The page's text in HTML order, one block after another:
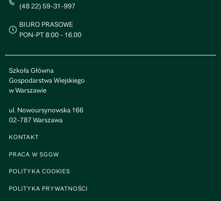
(48 22) 59-31-997
BIURO PRASOWE
PON-PT 8:00 - 16.00
Szkoła Główna
Gospodarstwa Wiejskiego
w Warszawie
ul. Nowoursynowska 166
02-787 Warszawa
KONTAKT
PRACA W SGGW
POLITYKA COOKIES
POLITYKA PRYWATNOŚCI